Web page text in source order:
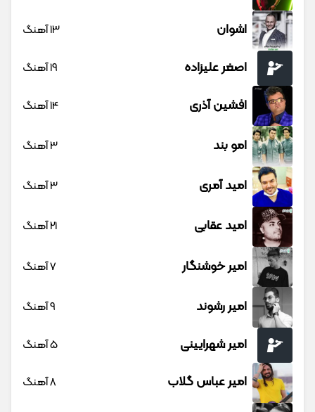
اشوان 13 آهنگ
اصغر علیزاده 19 آهنگ
افشین آذری 14 آهنگ
امو بند 3 آهنگ
امید آمری 3 آهنگ
امید عقابی 21 آهنگ
امیر خوشنگار 7 آهنگ
امیر رشوند 9 آهنگ
امیر شهرایینی 5 آهنگ
امیر عباس گلاب 8 آهنگ